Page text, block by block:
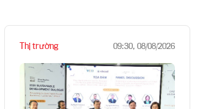
Thị trường 09:30, 08/08/2026